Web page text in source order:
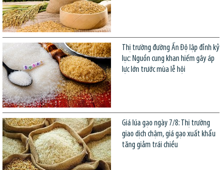
Thị trường đường Ấn Độ lập đỉnh kỷ
lục: Nguồn cung khan hiếm gây áp
lực lớn trước mùa lễ hội
Giá lúa gạo ngày 7/8: Thị trường
giao dịch chậm, giá gạo xuất khẩu
tăng giảm trái chiều